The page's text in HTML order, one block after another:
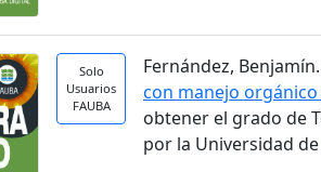
Solo
Usuarios
FAUBA
Fernández,
con manejo orgánico
obtener el grado de
por la Universidad